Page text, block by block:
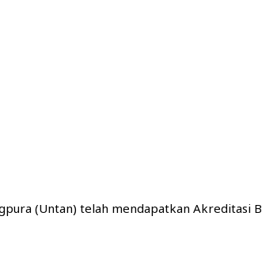
(Untan) telah mendapatkan Akreditasi B